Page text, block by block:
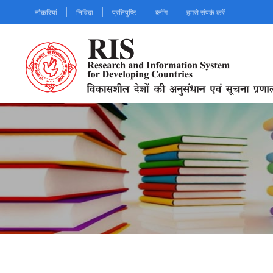
to
content
नौकरियां निविदा प्रतिपुष्टि ब्लॉग हमसे संपर्क करें